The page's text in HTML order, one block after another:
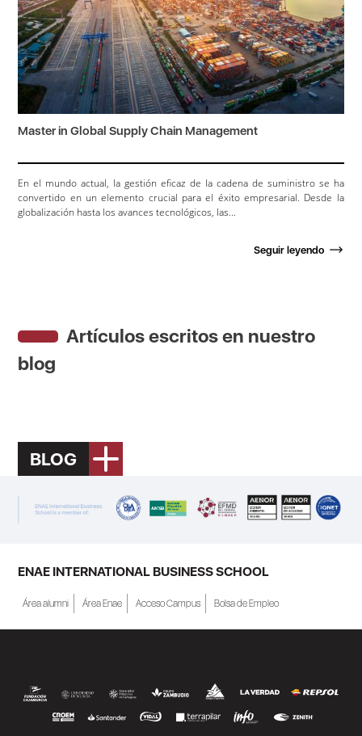
Master in Global Supply Chain Management
En el mundo actual, la gestión eficaz de la cadena de suministro se ha
convertido en un elemento crucial para el éxito empresarial. Desde la
globalización hasta los avances tecnológicos, las...
Seguir leyendo
Artículos escritos en nuestro
blog
BLOG
ENAE INTERNATIONAL BUSINESS SCHOOL
Área alumni Área Enae Acceso Campus Bolsa de Empleo